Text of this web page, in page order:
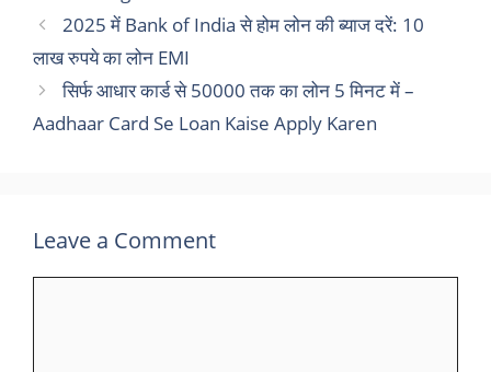
2025 में Bank of India से होम लोन की ब्याज दरें: 10
लाख रुपये का लोन EMI
सिर्फ आधार कार्ड से 50000 तक का लोन 5 मिनट में –
Aadhaar Card Se Loan Kaise Apply Karen
Leave a Comment